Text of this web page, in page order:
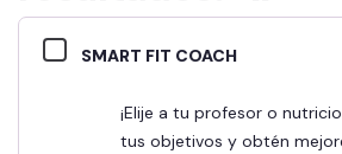
SMART FIT COACH
¡Elije a tu profesor o nutricionista, establece
tus objetivos y obtén